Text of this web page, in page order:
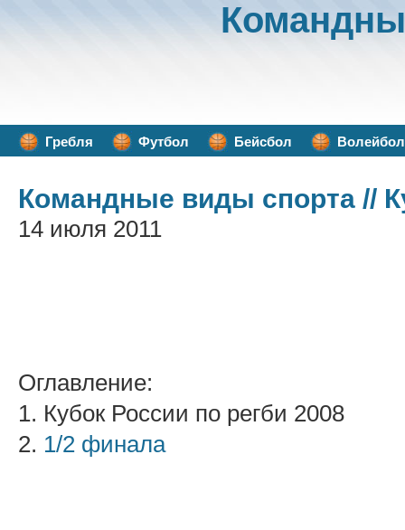
Гребля Футбол Бейсбол Волейбол
Командные виды спорта //
14 июля 2011
Оглавление:
1. Кубок России по регби 2008
2. 1/2 финала